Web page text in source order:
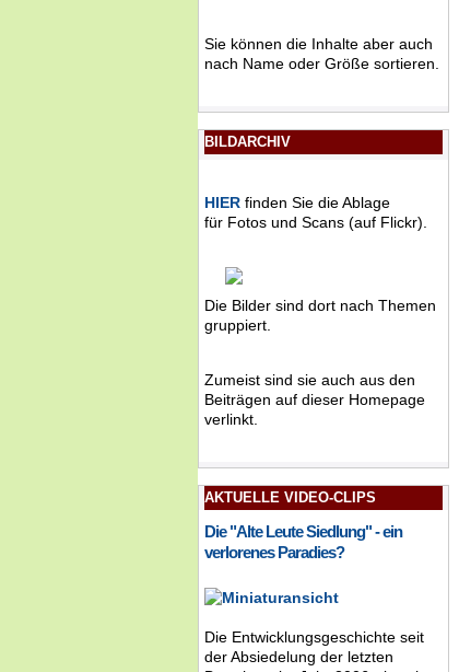
Sie können die Inhalte aber auch
nach Name oder Größe sortieren.
BILDARCHIV
HIER finden Sie die Ablage
für Fotos und Scans (auf Flickr).
Die Bilder sind dort nach Themen
gruppiert.
Zumeist sind sie auch aus den
Beiträgen auf dieser Homepage
verlinkt.
AKTUELLE VIDEO-CLIPS
Die "Alte Leute Siedlung" - ein
verlorenes Paradies?
Die Entwicklungsgeschichte seit
der Absiedelung der letzten